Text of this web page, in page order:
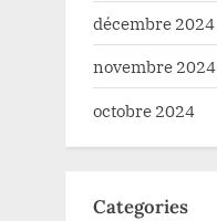
décembre 2024
novembre 2024
octobre 2024
Categories